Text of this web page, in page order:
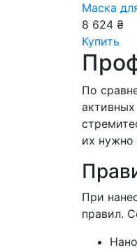
Маска
8 624 ₴
Купить
По
их нужно
При
правил.